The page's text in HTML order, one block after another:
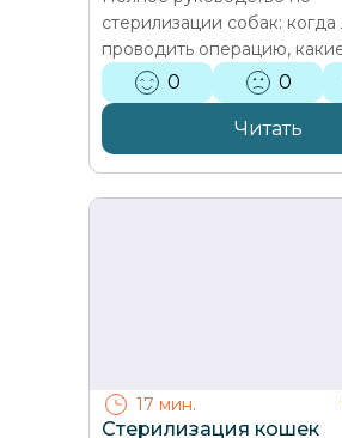
стерилизации собак:
проводить операцию,
доступны, как подготовить
что важно в уходе после.
0 0
Читать
17 мин.
Стерилизация кошек